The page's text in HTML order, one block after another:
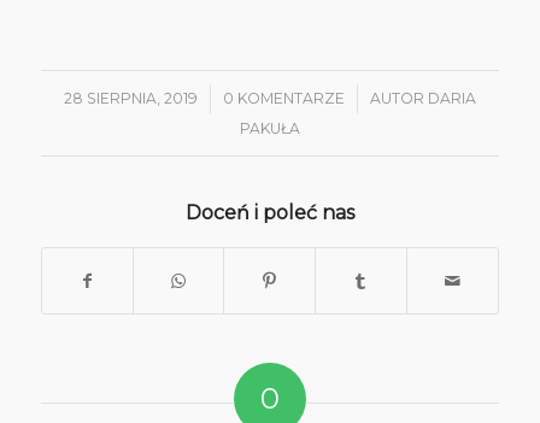
28 SIERPNIA, 2019
/ 0 KOMENTARZE
/ AUTOR DARIA
PAKUŁA
Doceń i poleć nas
0